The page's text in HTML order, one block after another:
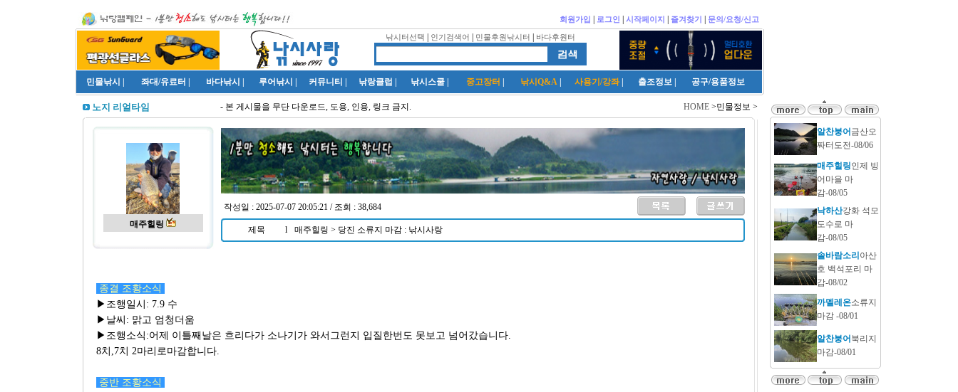
회원가입 로그인 시작페이지 즐겨찾기 문의/요청/신고
낚시터선택 인기검색어 민물후원낚시터 바다후원터
민물낚시 좌대/유료터 바다낚시 루어낚시 커뮤니티 낚랑클럽 낚시스쿨 중고장터 낚시Q&A 사용기/강좌 출조정보 공구/용품정보
노지 리얼타임 - 본 게시물을 무단 다운로드, 도용, 인용, 링크 금지. HOME>민물정보 >
매주힐링
작성일 : 2025-07-07 20:05:21 / 조회 : 38,684
제목 l 매주힐링 > 당진 소류지 마감 : 낚시사랑
종결 조황소식
▶조행일시: 7.9 수
▶날씨: 맑고 엄청더움
▶조행소식:어제 이틀째날은 흐리다가 소나기가 와서그런지 입질한번도 못보고 넘어갔습니다.
8치,7치 2마리로마감합니다.
중반 조황소식
알찬붕어 금산오
짜터도전-08/06
매주힐링인제 빙
어마을 마
감-08/05
낙하산강화 석모
도수로 마
감-08/05
솔바람소리 아산
호 백석포리 마
감-08/02
까멜레온소류지
마감 -08/01
알찬붕어 북리지
마감-08/01